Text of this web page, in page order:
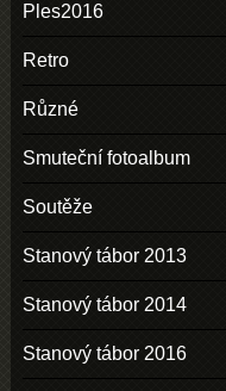
Ples2016
Retro
Různé
Smuteční fotoalbum
Soutěže
Stanový tábor 2013
Stanový tábor 2014
Stanový tábor 2016